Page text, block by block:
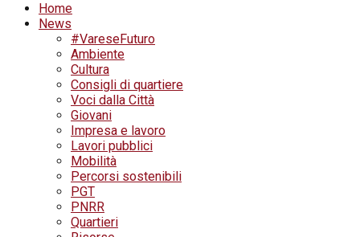
Home
News
#VareseFuturo
Ambiente
Cultura
Consigli di quartiere
Voci dalla Città
Giovani
Impresa e lavoro
Lavori pubblici
Mobilità
Percorsi sostenibili
PGT
PNRR
Quartieri